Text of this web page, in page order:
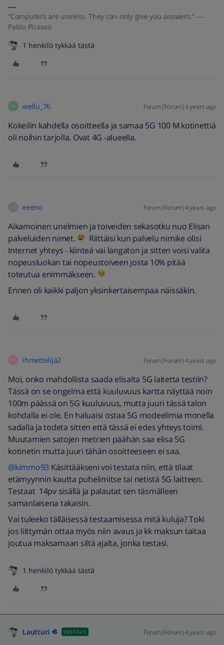
“Computers are useless. They can only give you answers.” ―
Pablo Picasso
1 henkilö tykkää tästä
W wellu_76 Forum|Forum|4 years ago
Kokeilin kahdella osoitteella ja samaa 5G 100 M kotinettiä
oli noihin tarjolla. Ovat 4G -alueella.
eeeno Forum|Forum|4 years ago
Aikamoinen unelmien ja toiveiden sekasotku nuo Elisan
palveluiden nimet.
Riittäisi kun palvelu nimike olisi
Internet yhteys - kiinteä vai langaton ja sitten voisi valita
nopeusluokan tai nopeustoiveen josta 10% pitää
toteutua enimmäkseen.
Ennen oli kaikki paljon yksinkertaisempaa näissäkin.
ihmettelijä2 Forum|Forum|4 years ago
Moi, onko mahdollista saada elisalta 5G laitetta testiin?
Tässä on se ongelma että kuuluvuus kartta näyttää noin
100m päässä on 5G kuuluvuus, mutta juuri tässä talon
kohdalla ei ole. En haluaisi ostaa 5G modeelimia monella
sadalla ja todeta sitten että tässä ei edes yhteys toimi.
Muutamien satojen metrien päähän saa elisa 5G
kotinetin mutta juuri tähän osoitteeseen ei saa.
@kimmo93 Käsittääkseni voi testata niin, että tilaat
etämyynnin kautta puhelimitse tai netistä 5G laitteen.
Testaat 14pv sisällä ja palautat sen täsmälleen
samanlaisena takaisin.
Vai tuleeko tälläisessä testaamisessa mitä kuluja? Toki
jos liittymän ottaa myös niin avaus ja kk maksun taitaa
joutua maksamaan siltä ajalta, jonka testasi.
1 henkilö tykkää tästä
Lautturi VASTAUS Forum|Forum|4 years ago